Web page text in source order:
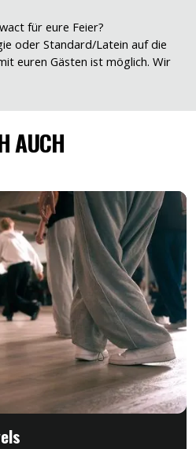
für eure Feier?
oder Standard/Latein auf die
euren Gästen ist möglich. Wir
AUCH